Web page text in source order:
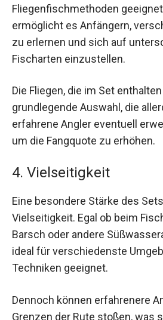
Fliegenfischmethoden
ermöglicht es Anfängern,
zu erlernen und sich auf
Fischarten einzustellen.
Die Fliegen, die im Set
grundlegende Auswahl, die
erfahrene Angler eventuell
um die Fangquote zu erhöhen.
4. Vielseitigkeit
Eine besondere Stärke des
Vielseitigkeit. Egal ob beim
Barsch oder andere
ideal für verschiedenste
Techniken geeignet.
Dennoch können erfahrenere
Grenzen der Rute stoßen, was